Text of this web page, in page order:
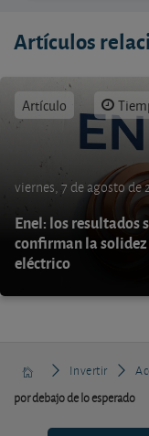
Artículos
Artículo
viernes, 7 de agosto de
Enel: los resultados
confirman la
eléctrico
Invertir
por debajo de lo esperado